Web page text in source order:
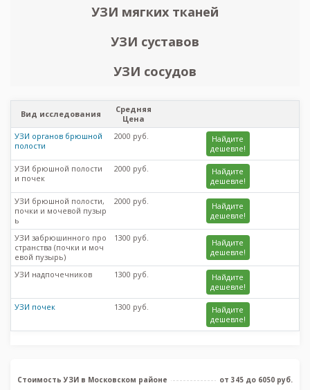
УЗИ мягких тканей
УЗИ суставов
УЗИ сосудов
Вид исследования
Средняя
Цена
УЗИ органов брюшной
полости
2000 руб.
Найдите
дешевле!
УЗИ брюшной полости
и почек
2000 руб.
Найдите
дешевле!
УЗИ брюшной полости,
почки и мочевой пузыр
ь
2000 руб.
Найдите
дешевле!
УЗИ забрюшинного про
странства (почки и моч
евой пузырь)
1300 руб.
Найдите
дешевле!
УЗИ надпочечников 1300 руб.
Найдите
дешевле!
УЗИ почек
1300 руб.
Найдите
дешевле!
Стоимость УЗИ в Московском районе
от 345 до 6050 руб.